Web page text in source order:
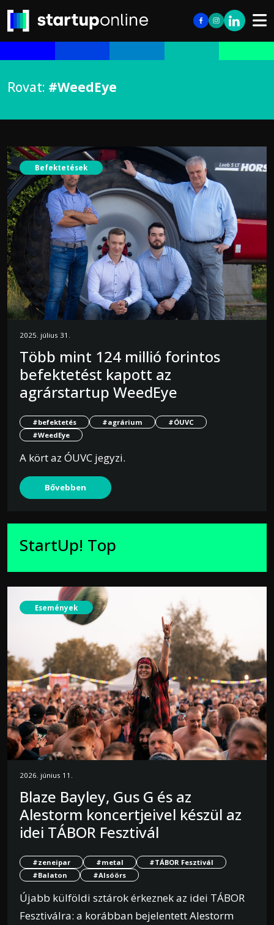
Rovat: #WeedEye
Befektetések
2025. július 31.
Több mint 124 millió forintos
befektetést kapott az
agrárstartup WeedEye
#befektetés #agrárium
#ÓUVC
#WeedEye
A kört az ÓUVC jegyzi.
Bővebben
StartUp! Top
Események
2026. június 11.
Blaze Bayley, Gus G és az
Alestorm koncertjeivel készül az
idei TÁBOR Fesztivál
#zeneipar #metal
#TÁBOR Fesztivál
#Balaton
#Alsóörs
Újabb külföldi sztárok érkeznek az idei TÁBOR
Fesztiválra: a korábban bejelentett Alestorm